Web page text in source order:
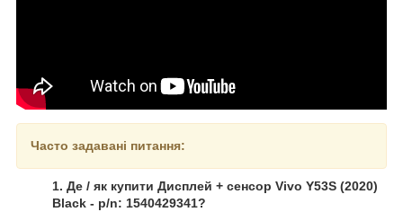
Часто задавані питання:
1. Де / як купити Дисплей + сенсор Vivo Y53S (2020)
Black - p/n: 1540429341?